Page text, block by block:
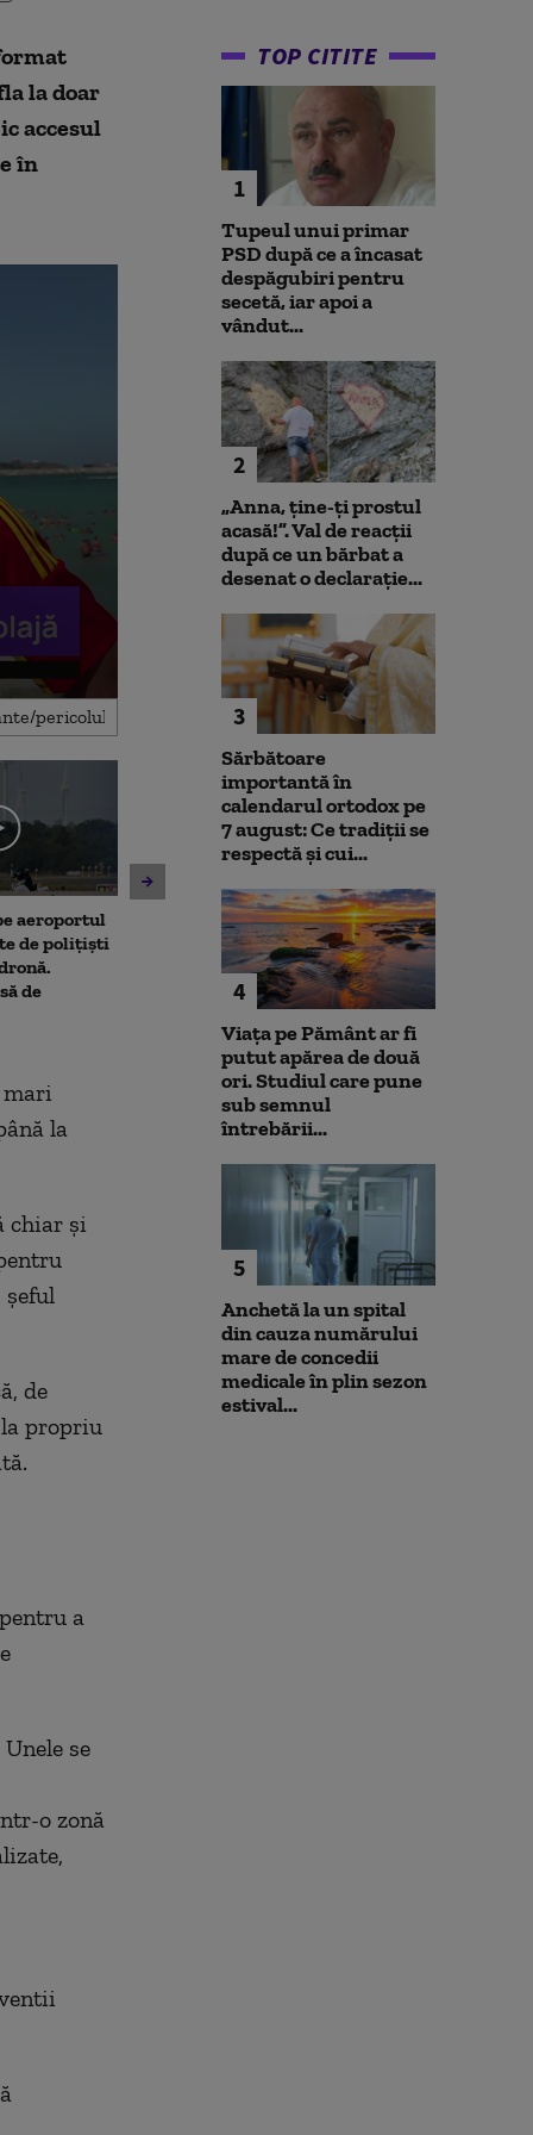
la doar
accesul
în
aeroportul
de polițiști
de
Societatea de Transport
București și-a cerut
insolvența
Avertisment
după
pe cărbune:
poate avea
financiare”
la
chiar și
șeful
de
propriu
a
se
o zonă
TOP CITITE
1
Tupeul unui primar
PSD după ce a încasat
despăgubiri pentru
secetă, iar apoi a
vândut...
2
„Anna, ţine-ţi prostul
acasă!”. Val de reacții
după ce un bărbat a
desenat o declarație...
3
Sărbătoare
importantă în
calendarul ortodox pe
7 august: Ce tradiții se
respectă și cui...
4
Viața pe Pământ ar fi
putut apărea de două
ori. Studiul care pune
sub semnul
întrebării...
5
Anchetă la un spital
din cauza numărului
mare de concedii
medicale în plin sezon
estival...